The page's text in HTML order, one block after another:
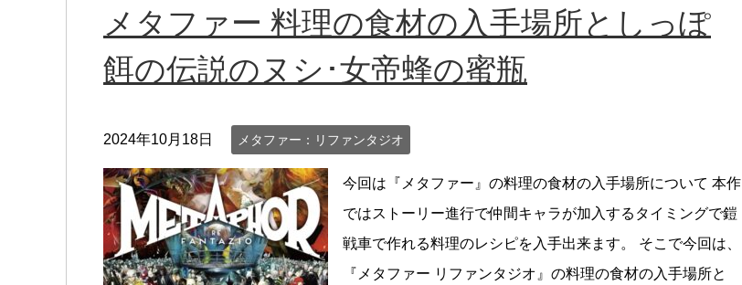
メタファー 料理の食材の入手場所としっぽ
餌の伝説のヌシ･女帝蜂の蜜瓶
2024年10月18日 メタファー：リファンタジオ
今回は『メタファー』の料理の食材の入手場所について 本作
ではストーリー進行で仲間キャラが加入するタイミングで鎧
戦車で作れる料理のレシピを入手出来ます。 そこで今回は、
『メタファー リファンタジオ』の料理の食材の入手場所と